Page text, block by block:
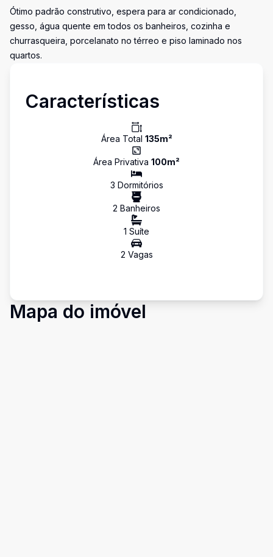
Ótimo padrão construtivo, espera para ar condicionado,
gesso, água quente em todos os banheiros, cozinha e
churrasqueira, porcelanato no térreo e piso laminado nos
quartos.
Características
Área Total 135m²
Área Privativa 100m²
3 Dormitórios
2 Banheiros
1 Suíte
2 Vagas
Mapa do imóvel